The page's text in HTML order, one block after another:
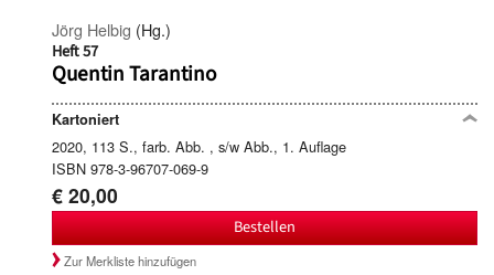
Jörg Helbig (Hg.)
Heft 57
Quentin Tarantino
Kartoniert
2020, 113 S., farb. Abb. , s/w Abb., 1. Auflage
ISBN 978-3-96707-069-9
€ 20,00
Bestellen
Zur Merkliste hinzufügen